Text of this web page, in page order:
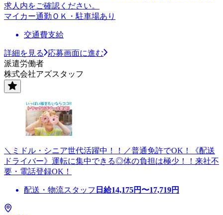
求人内をご確認ください。
マイカー通勤ＯＫ・駐車場あり
交通費支給
詳細を見る
応募画面に進む
派遣労働者
株式会社アズスタッフ
＼ミドル・シニア世代活躍中！！／普通免許でOK！《配送
ドライバー》運転に集中できる◎体の負担は極少！！来社不
要・電話登録OK！
配送・物流スタッフ 日給14,175円〜17,719円